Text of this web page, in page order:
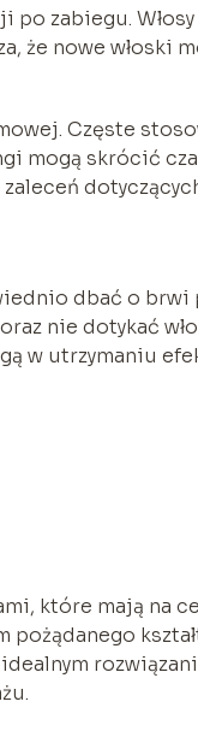
po zabiegu.
że nowe włoski
Częste
mogą skrócić
dbać o brwi
nie dotykać
w utrzymaniu
które mają na